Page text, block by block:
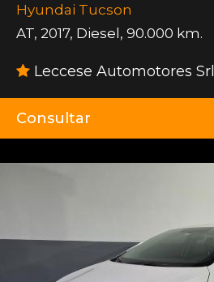
Hyundai Tucson
AT, 2017, Diesel, 90.000 km.
Leccese Automotores Srl
Consultar